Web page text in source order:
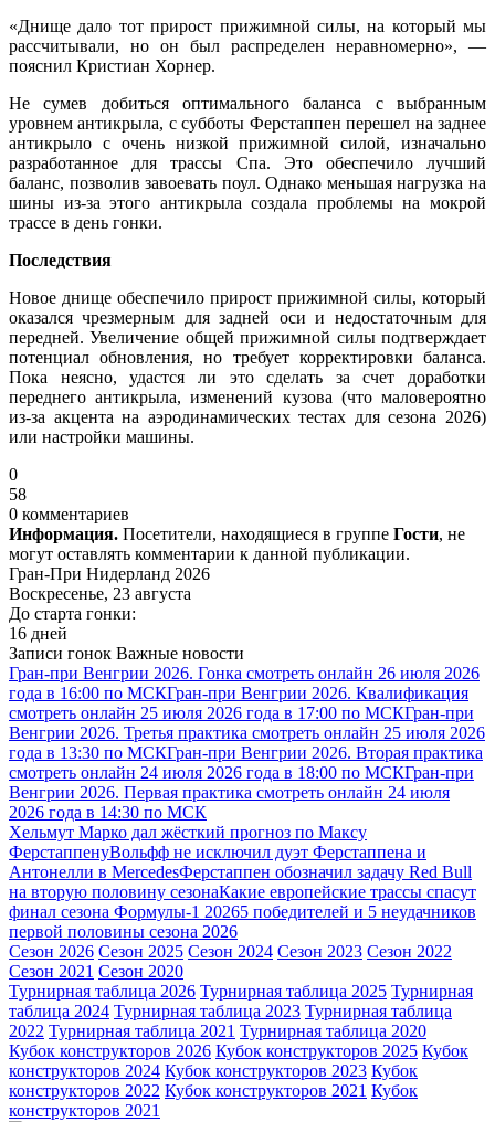
«Днище дало тот прирост прижимной силы, на который мы
рассчитывали, но он был распределен неравномерно», —
пояснил Кристиан Хорнер.
Не сумев добиться оптимального баланса с выбранным
уровнем антикрыла, с субботы Ферстаппен перешел на заднее
антикрыло с очень низкой прижимной силой, изначально
разработанное для трассы Спа. Это обеспечило лучший
баланс, позволив завоевать поул. Однако меньшая нагрузка на
шины из-за этого антикрыла создала проблемы на мокрой
трассе в день гонки.
Последствия
Новое днище обеспечило прирост прижимной силы, который
оказался чрезмерным для задней оси и недостаточным для
передней. Увеличение общей прижимной силы подтверждает
потенциал обновления, но требует корректировки баланса.
Пока неясно, удастся ли это сделать за счет доработки
переднего антикрыла, изменений кузова (что маловероятно
из-за акцента на аэродинамических тестах для сезона 2026)
или настройки машины.
0
58
0 комментариев
Информация. Посетители, находящиеся в группе Гости, не
могут оставлять комментарии к данной публикации.
Гран-При Нидерланд 2026
Воскресенье, 23 августа
До старта гонки:
16 дней
Записи гонок Важные новости
Гран-при Венгрии 2026. Гонка смотреть онлайн 26 июля 2026
года в 16:00 по МСКГран-при Венгрии 2026. Квалификация
смотреть онлайн 25 июля 2026 года в 17:00 по МСКГран-при
Венгрии 2026. Третья практика смотреть онлайн 25 июля 2026
года в 13:30 по МСКГран-при Венгрии 2026. Вторая практика
смотреть онлайн 24 июля 2026 года в 18:00 по МСКГран-при
Венгрии 2026. Первая практика смотреть онлайн 24 июля
2026 года в 14:30 по МСК
Хельмут Марко дал жёсткий прогноз по Максу
ФерстаппенуВольфф не исключил дуэт Ферстаппена и
Антонелли в MercedesФерстаппен обозначил задачу Red Bull
на вторую половину сезонаКакие европейские трассы спасут
финал сезона Формулы-1 20265 победителей и 5 неудачников
первой половины сезона 2026
Сезон 2026 Сезон 2025 Сезон 2024 Сезон 2023 Сезон 2022
Сезон 2021 Сезон 2020
Турнирная таблица 2026 Турнирная таблица 2025 Турнирная
таблица 2024 Турнирная таблица 2023 Турнирная таблица
2022 Турнирная таблица 2021 Турнирная таблица 2020
Кубок конструкторов 2026 Кубок конструкторов 2025 Кубок
конструкторов 2024 Кубок конструкторов 2023 Кубок
конструкторов 2022 Кубок конструкторов 2021 Кубок
конструкторов 2021